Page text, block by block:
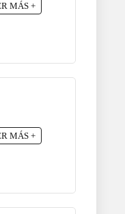
MÁS +
MÁS +